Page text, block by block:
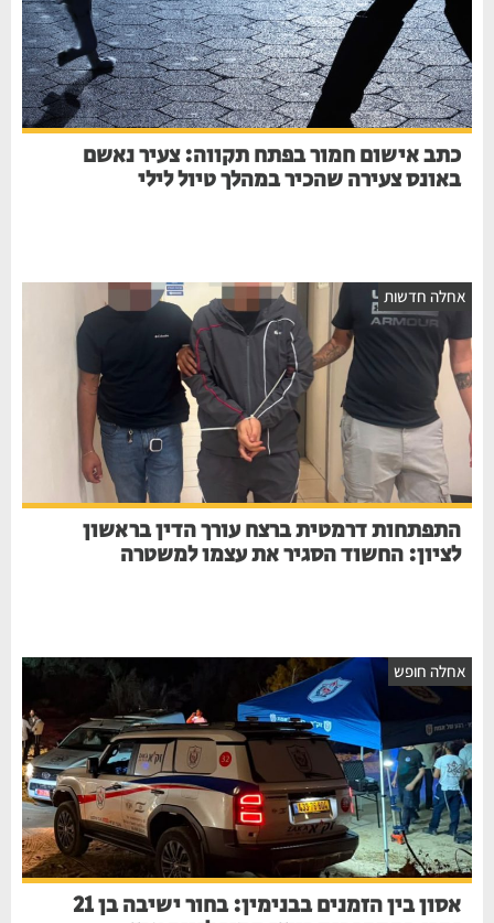
כתב אישום חמור בפתח תקווה: צעיר נאשם
באונס צעירה שהכיר במהלך טיול לילי
אחלה חדשות
התפתחות דרמטית ברצח עורך הדין בראשון
לציון: החשוד הסגיר את עצמו למשטרה
אחלה חופש
אסון בין הזמנים בבנימין: בחור ישיבה בן 21